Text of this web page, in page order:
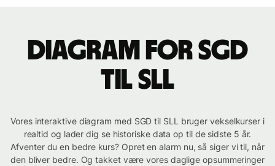
Diagram for SGD
til SLL
Vores interaktive diagram med SGD til SLL bruger vekselkurser i
realtid og lader dig se historiske data op til de sidste 5 år.
Afventer du en bedre kurs? Opret en alarm nu, så siger vi til, når
den bliver bedre. Og takket være vores daglige opsummeringer